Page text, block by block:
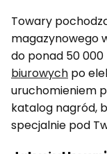
Towary
magazynowego
do ponad 50
biurowych po
uruchomieniem
katalog nagród,
specjalnie pod